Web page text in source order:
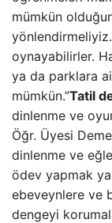
mümkün
oynayabilirler.
ya da parklara
mümkün.”Tatil
dinlenme ve
Öğr. Üyesi
dinlenme ve
ödev yapmak
ebeveynlere ve
dengeyi